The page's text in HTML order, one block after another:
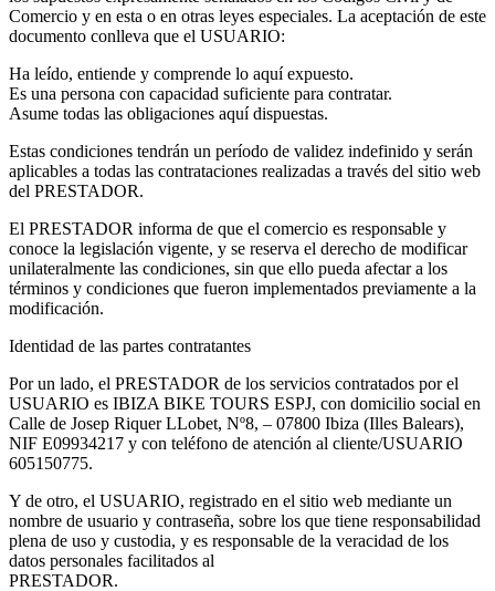
Comercio y en esta o en otras leyes especiales. La aceptación de este
documento conlleva que el USUARIO:
Ha leído, entiende y comprende lo aquí expuesto.
Es una persona con capacidad suficiente para contratar.
Asume todas las obligaciones aquí dispuestas.
Estas condiciones tendrán un período de validez indefinido y serán
aplicables a todas las contrataciones realizadas a través del sitio web
del PRESTADOR.
El PRESTADOR informa de que el comercio es responsable y
conoce la legislación vigente, y se reserva el derecho de modificar
unilateralmente las condiciones, sin que ello pueda afectar a los
términos y condiciones que fueron implementados previamente a la
modificación.
Identidad de las partes contratantes
Por un lado, el PRESTADOR de los servicios contratados por el
USUARIO es IBIZA BIKE TOURS ESPJ, con domicilio social en
Calle de Josep Riquer LLobet, Nº8, – 07800 Ibiza (Illes Balears),
NIF E09934217 y con teléfono de atención al cliente/USUARIO
605150775.
Y de otro, el USUARIO, registrado en el sitio web mediante un
nombre de usuario y contraseña, sobre los que tiene responsabilidad
plena de uso y custodia, y es responsable de la veracidad de los
datos personales facilitados al
PRESTADOR.